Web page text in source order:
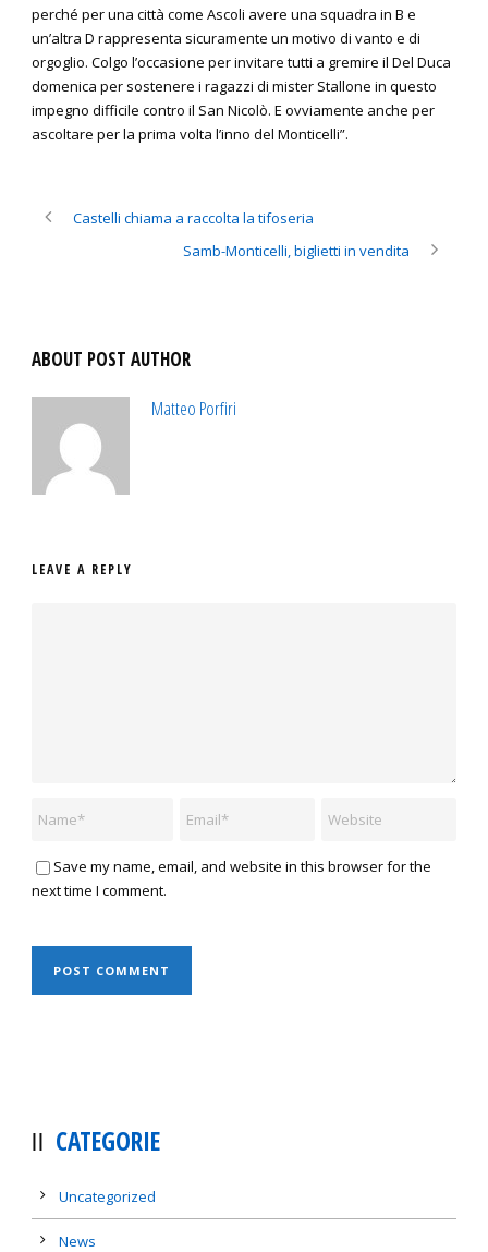
perché per una città come Ascoli avere una squadra in B e
un’altra D rappresenta sicuramente un motivo di vanto e di
orgoglio. Colgo l’occasione per invitare tutti a gremire il Del Duca
domenica per sostenere i ragazzi di mister Stallone in questo
impegno difficile contro il San Nicolò. E ovviamente anche per
ascoltare per la prima volta l’inno del Monticelli”.
Castelli chiama a raccolta la tifoseria
Samb-Monticelli, biglietti in vendita
ABOUT POST AUTHOR
Matteo Porfiri
LEAVE A REPLY
Save my name, email, and website in this browser for the
next time I comment.
CATEGORIE
Uncategorized
News